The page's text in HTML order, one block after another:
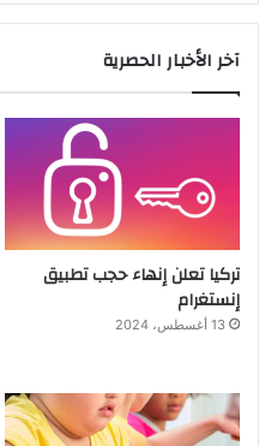
آخر الأخبار الحصرية
تركيا تعلن إنهاء حجب تطبيق
إنستغرام
13 أغسطس، 2024